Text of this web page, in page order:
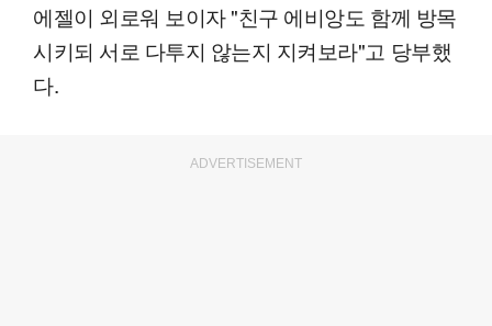
에젤이 외로워 보이자 "친구 에비앙도 함께 방목
시키되 서로 다투지 않는지 지켜보라"고 당부했
다.
ADVERTISEMENT